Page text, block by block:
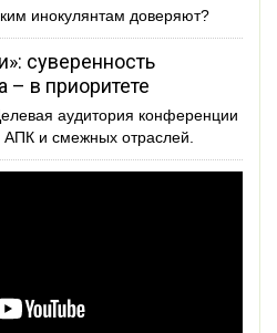
инокулянтам доверяют?
суверенность
– в приоритете
аудитория конференции
и смежных отраслей.